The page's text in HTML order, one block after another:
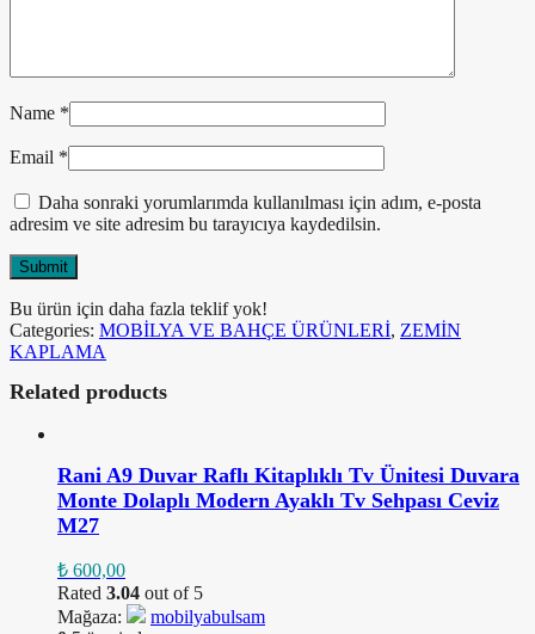
Name *
Email *
Daha sonraki yorumlarımda kullanılması için adım, e-posta
adresim ve site adresim bu tarayıcıya kaydedilsin.
Bu ürün için daha fazla teklif yok!
Categories: MOBİLYA VE BAHÇE ÜRÜNLERİ, ZEMİN
KAPLAMA
Related products
Rani A9 Duvar Raflı Kitaplıklı Tv Ünitesi Duvara
Monte Dolaplı Modern Ayaklı Tv Sehpası Ceviz
M27
₺ 600,00
Rated 3.04 out of 5
Mağaza:
mobilyabulsam